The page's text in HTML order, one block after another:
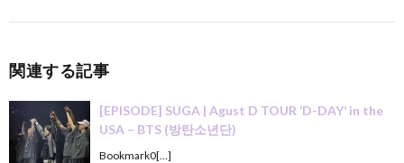
関連する記事
[EPISODE] SUGA | Agust D TOUR ‘D-DAY’ in the
USA – BTS (방탄소년단)
Bookmark0[…]